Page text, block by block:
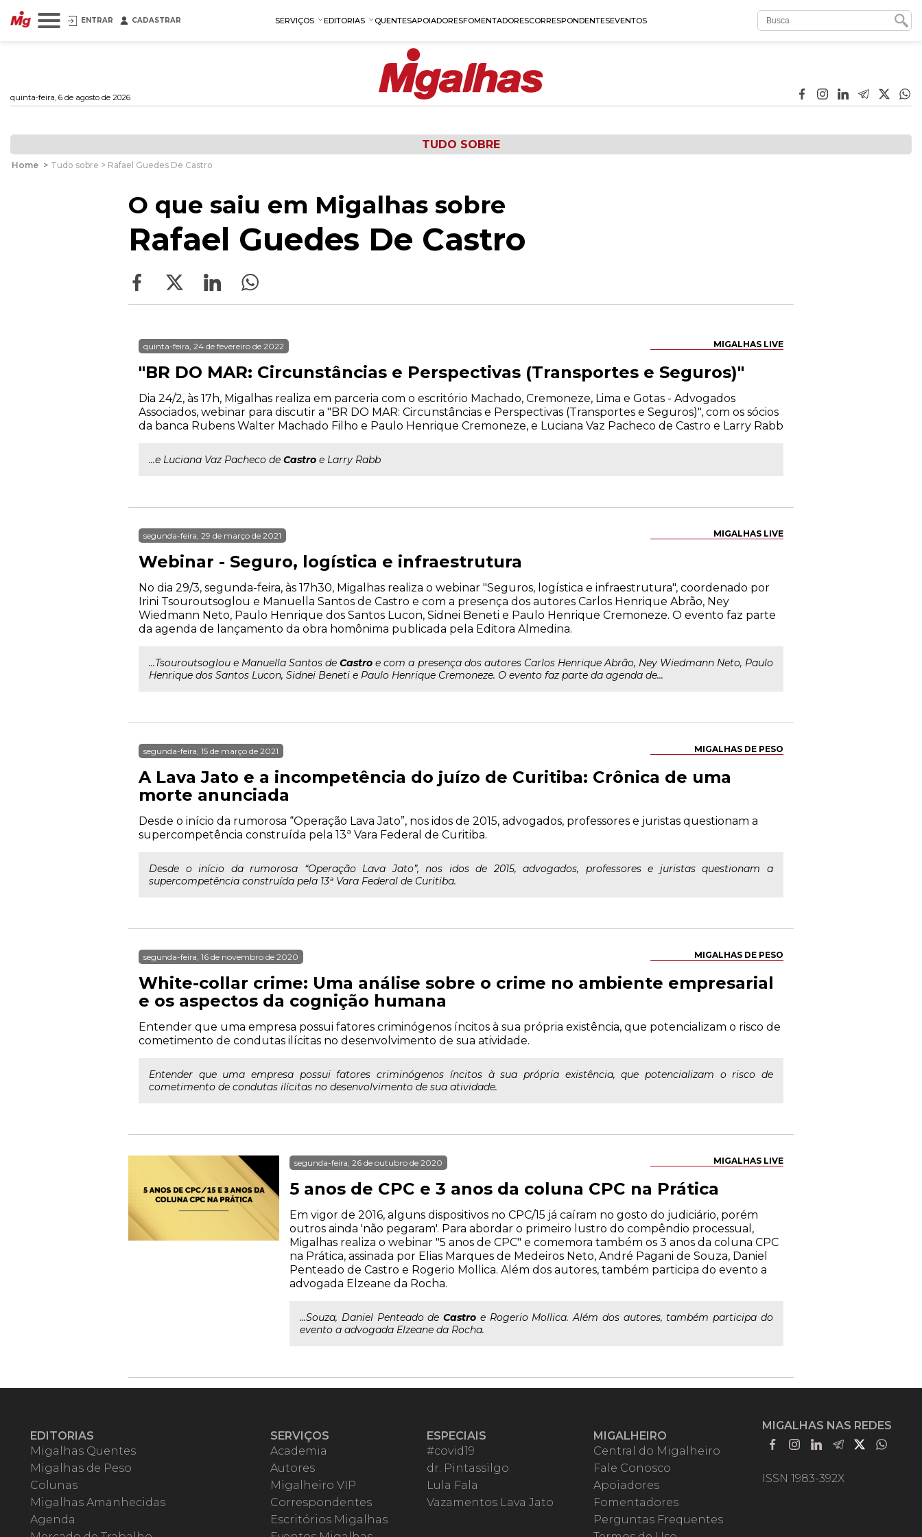
ENTRAR CADASTRAR SERVIÇOS EDITORIAS QUENTESAPOIADORESFOMENTADORESCORRESPONDENTESEVENTOS
quinta-feira, 6 de agosto de 2026
TUDO SOBRE
Home > Tudo sobre > Rafael Guedes De Castro
O que saiu em Migalhas sobre
Rafael Guedes De Castro
MIGALHAS LIVE
quinta-feira, 24 de fevereiro de 2022
"BR DO MAR: Circunstâncias e Perspectivas (Transportes e Seguros)"
Dia 24/2, às 17h, Migalhas realiza em parceria com o escritório Machado, Cremoneze, Lima e Gotas - Advogados
Associados, webinar para discutir a "BR DO MAR: Circunstâncias e Perspectivas (Transportes e Seguros)", com os sócios
da banca Rubens Walter Machado Filho e Paulo Henrique Cremoneze, e Luciana Vaz Pacheco de Castro e Larry Rabb
...e Luciana Vaz Pacheco de Castro e Larry Rabb
MIGALHAS LIVE
segunda-feira, 29 de março de 2021
Webinar - Seguro, logística e infraestrutura
No dia 29/3, segunda-feira, às 17h30, Migalhas realiza o webinar "Seguros, logística e infraestrutura", coordenado por
Irini Tsouroutsoglou e Manuella Santos de Castro e com a presença dos autores Carlos Henrique Abrão, Ney
Wiedmann Neto, Paulo Henrique dos Santos Lucon, Sidnei Beneti e Paulo Henrique Cremoneze. O evento faz parte
da agenda de lançamento da obra homônima publicada pela Editora Almedina.
...Tsouroutsoglou e Manuella Santos deCastro e com a presença dos autores Carlos Henrique Abrão, Ney Wiedmann Neto, Paulo
Henrique dos Santos Lucon, Sidnei Beneti e Paulo Henrique Cremoneze. O evento faz parte da agenda de...
MIGALHAS DE PESO
segunda-feira, 15 de março de 2021
A Lava Jato e a incompetência do juízo de Curitiba: Crônica de uma
morte anunciada
Desde o início da rumorosa “Operação Lava Jato”, nos idos de 2015, advogados, professores e juristas questionam a
supercompetência construída pela 13ª Vara Federal de Curitiba.
Desde o início da rumorosa “Operação Lava Jato”, nos idos de 2015, advogados, professores e juristas questionam a
supercompetência construída pela 13ª Vara Federal de Curitiba.
MIGALHAS DE PESO
segunda-feira, 16 de novembro de 2020
White-collar crime: Uma análise sobre o crime no ambiente empresarial
e os aspectos da cognição humana
Entender que uma empresa possui fatores criminógenos íncitos à sua própria existência, que potencializam o risco de
cometimento de condutas ilícitas no desenvolvimento de sua atividade.
Entender que uma empresa possui fatores criminógenos íncitos à sua própria existência, que potencializam o risco de
cometimento de condutas ilícitas no desenvolvimento de sua atividade.
MIGALHAS LIVE
segunda-feira, 26 de outubro de 2020
5 anos de CPC e 3 anos da coluna CPC na Prática
Em vigor de 2016, alguns dispositivos no CPC/15 já caíram no gosto do judiciário, porém
outros ainda 'não pegaram'. Para abordar o primeiro lustro do compêndio processual,
Migalhas realiza o webinar "5 anos de CPC" e comemora também os 3 anos da coluna CPC
na Prática, assinada por Elias Marques de Medeiros Neto, André Pagani de Souza, Daniel
Penteado de Castro e Rogerio Mollica. Além dos autores, também participa do evento a
advogada Elzeane da Rocha.
...Souza, Daniel Penteado deCastro e Rogerio Mollica. Além dos autores, também participa do
evento a advogada Elzeane da Rocha.
EDITORIAS
Migalhas Quentes
Migalhas de Peso
Colunas
Migalhas Amanhecidas
Agenda
SERVIÇOS
Academia
Autores
Migalheiro VIP
Correspondentes
Escritórios Migalhas
ESPECIAIS
#covid19
dr. Pintassilgo
Lula Fala
Vazamentos Lava Jato
MIGALHEIRO
Central do Migalheiro
Fale Conosco
Apoiadores
Fomentadores
Perguntas Frequentes
MIGALHAS NAS REDES
ISSN 1983-392X